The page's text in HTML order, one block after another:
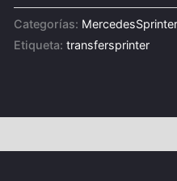
Categorías:
Etiqueta: transfersprinter